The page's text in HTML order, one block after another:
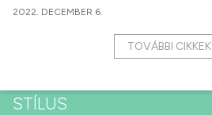
2022. DECEMBER 6.
TOVÁBBI CIKKEK
STÍLUS